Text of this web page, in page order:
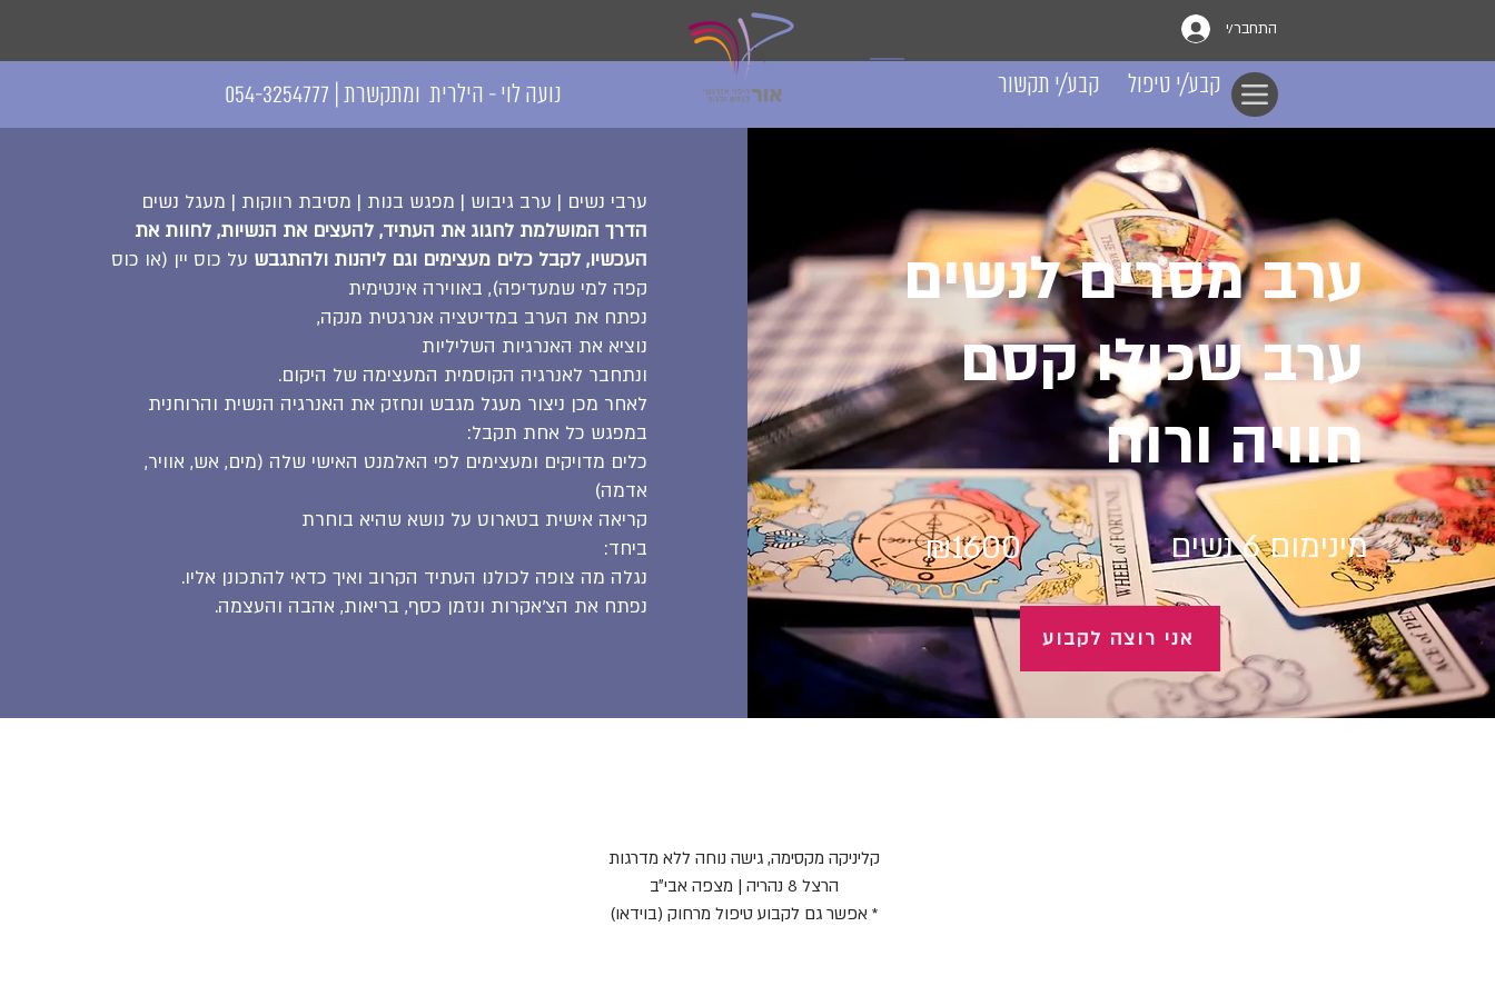
התחבר/י
נועה לוי - הילרית ומתקשרת | 054-3254777 קבע/י תקשור קבע/י טיפול
ערבי נשים | ערב גיבוש | מפגש בנות | מסיבת רווקות | מעגל נשים
הדרך המושלמת לחגוג את העתיד, להעצים את הנשיות, לחוות את
העכשיו, לקבל כלים מעצימים וגם ליהנות ולהתגבש על כוס יין (או כוס
קפה למי שמעדיפה), באווירה אינטימית
נפתח את הערב במדיטציה אנרגטית מנקה,
נוציא את האנרגיות השליליות
ונתחבר לאנרגיה הקוסמית המעצימה של היקום.
לאחר מכן ניצור מעגל מגבש ונחזק את האנרגיה הנשית והרוחנית
במפגש כל אחת תקבל:
כלים מדויקים ומעצימים לפי האלמנט האישי שלה (מים, אש, אוויר,
אדמה)
קריאה אישית בטארוט על נושא שהיא בוחרת
ביחד:
נגלה מה צופה לכולנו העתיד הקרוב ואיך כדאי להתכונן אליו.
נפתח את הצ׳אקרות ונזמן כסף, בריאות, אהבה והעצמה.
ערב מסרים לנשים
ערב שכולו קסם
חוויה ורוח
₪1600 מינימום 6 נשים
אני רוצה לקבוע
קליניקה מקסימה, גישה נוחה ללא מדרגות
הרצל 8 נהריה | מצפה אבי״ב
* אפשר גם לקבוע טיפול מרחוק (בוידאו)